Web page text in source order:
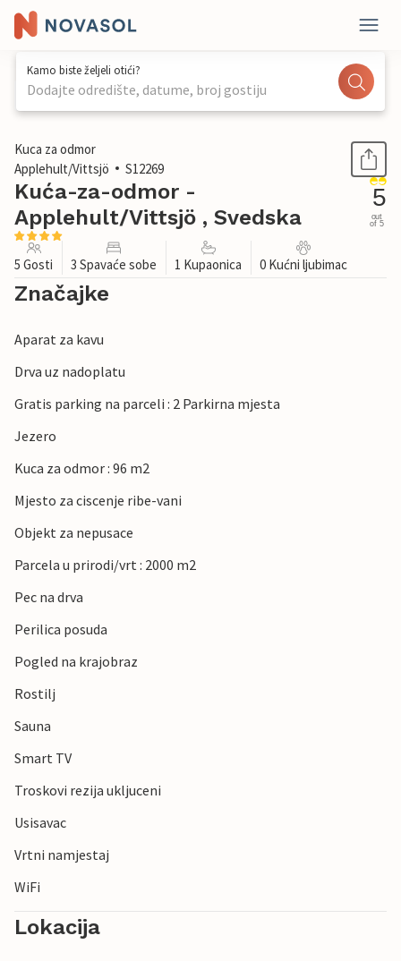
Kamo biste željeli otići?
Dodajte odredište, datume, broj gostiju
1 / 27
Kuca za odmor
Applehult/Vittsjö
S12269
Kuća-za-odmor -
Applehult/Vittsjö , Svedska
5
out
of 5
5 Gosti 3 Spavaće sobe 1 Kupaonica 0 Kućni ljubimac
Značajke
Aparat za kavu
Drva uz nadoplatu
Gratis parking na parceli : 2 Parkirna mjesta
Jezero
Kuca za odmor : 96 m2
Mjesto za ciscenje ribe-vani
Objekt za nepusace
Parcela u prirodi/vrt : 2000 m2
Pec na drva
Perilica posuda
Pogled na krajobraz
Rostilj
Sauna
Smart TV
Troskovi rezija ukljuceni
Usisavac
Vrtni namjestaj
WiFi
Lokacija